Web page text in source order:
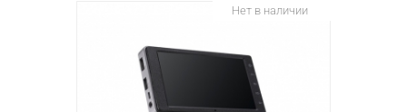
Нет в наличии